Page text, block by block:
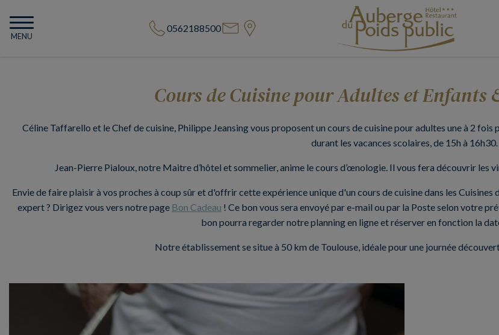
MENU
0562188500
Cours de Cuisine pour Adultes et
Céline Taffarello et le Chef de cuisine, Philippe Jeansing vous proposent un cours de cuisine pour adultes une à 2 fois
durant les vacances scolaires, de 15h à 16h30.
Jean-Pierre Pialoux, notre Maitre d’hôtel et sommelier, anime le cours d’œnologie. Il vous fera découvrir les
Envie de faire plaisir à vos proches à coup sûr et d'offrir cette expérience unique d'un cours de cuisine dans les
expert ? Dirigez vous vers notre page Bon Cadeau ! Ce bon vous sera envoyé par e-mail ou par la Poste selon votre
bon pourra regarder notre planning en ligne et réserver en fonction la
Notre établissement se situe à 50 km de Toulouse, idéale pour une journée